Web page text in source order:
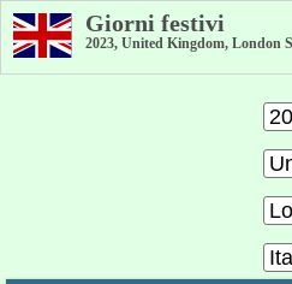
Giorni festivi
2023, United Kingdom, London